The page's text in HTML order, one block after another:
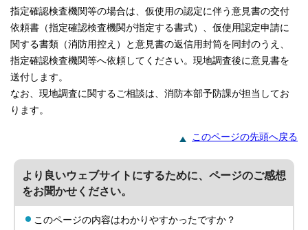
指定確認検査機関等の場合は、仮使用の認定に伴う意見書の交付
依頼書（指定確認検査機関が指定する書式）、仮使用認定申請に
関する書類（消防用控え）と意見書の返信用封筒を同封のうえ、
指定確認検査機関等へ依頼してください。現地調査後に意見書を
送付します。
なお、現地調査に関するご相談は、消防本部予防課が担当してお
ります。
このページの先頭へ戻る
より良いウェブサイトにするために、ページのご感想
をお聞かせください。
このページの内容はわかりやすかったですか？